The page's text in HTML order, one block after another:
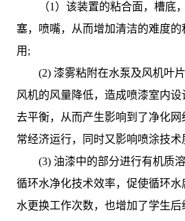
（1）该装置的粘合面，槽底
塞，喷嘴，从而增加清洁的难度
用;
(2) 漆雾粘附在水泵及风机叶
风机的风量降低，造成喷漆室内
去平衡，从而产生影响到了净化
常经济运行，同时又影响喷涂技术
(3) 油漆中的部分进行有机质
循环水净化技术效率，促使循环
水更换工作次数，也增加了学生